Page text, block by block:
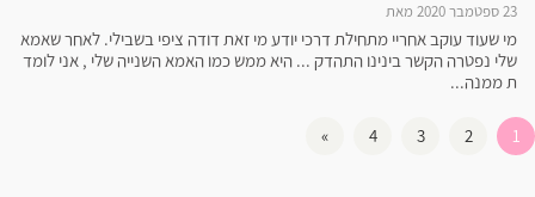
23 ספטמבר 2020 מאת
מי שעוד עוקב אחריי מתחילת דרכי יודע מי זאת דודה ציפי בשבילי. לאחר שאמא
שלי נפטרה הקשר בינינו התהדק ... היא ממש כמו האמא השנייה שלי , אני לומד
ת ממנה...
1
2
3
4
»